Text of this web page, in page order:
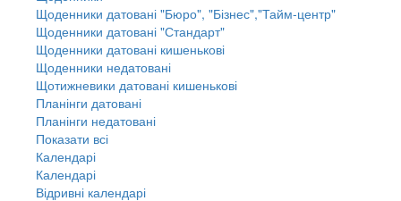
Щоденники датовані "Бюро", "Бізнес","Тайм-центр"
Щоденники датовані "Стандарт"
Щоденники датовані кишенькові
Щоденники недатовані
Щотижневики датовані кишенькові
Планінги датовані
Планінги недатовані
Показати всі
Календарі
Календарі
Відривні календарі